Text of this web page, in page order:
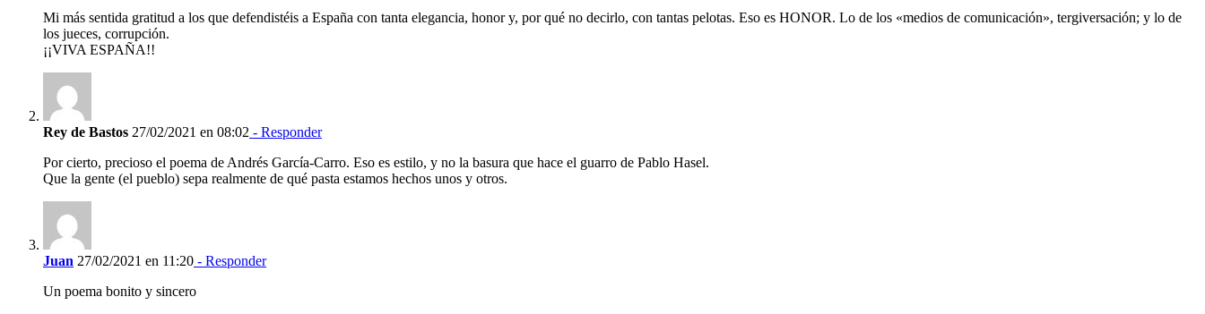
Mi más sentida gratitud a los que defendistéis a España con tanta elegancia, honor y, por qué no decirlo, con tantas pelotas. Eso es HONOR. Lo de los «medios de comunicación», tergiversación; y lo de
los jueces, corrupción.
¡¡VIVA ESPAÑA!!
Rey de Bastos 27/02/2021 en 08:02 - Responder
Por cierto, precioso el poema de Andrés García-Carro. Eso es estilo, y no la basura que hace el guarro de Pablo Hasel.
Que la gente (el pueblo) sepa realmente de qué pasta estamos hechos unos y otros.
Juan 27/02/2021 en 11:20 - Responder
Un poema bonito y sincero